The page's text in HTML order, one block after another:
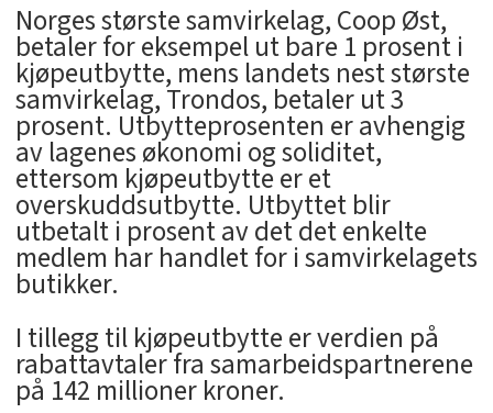
Norges største samvirkelag, Coop Øst,
betaler for eksempel ut bare 1 prosent i
kjøpeutbytte, mens landets nest største
samvirkelag, Trondos, betaler ut 3
prosent. Utbytteprosenten er avhengig
av lagenes økonomi og soliditet,
ettersom kjøpeutbytte er et
overskuddsutbytte. Utbyttet blir
utbetalt i prosent av det det enkelte
medlem har handlet for i samvirkelagets
butikker.
I tillegg til kjøpeutbytte er verdien på
rabattavtaler fra samarbeidspartnerene
på 142 millioner kroner.